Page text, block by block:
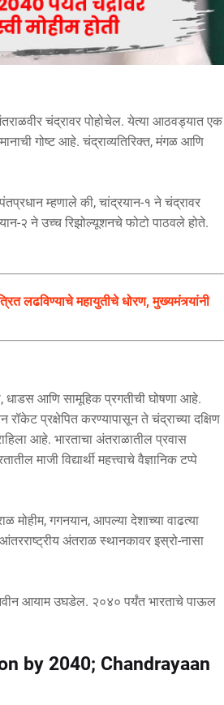
चंद्रावर पोहोचेल. येत्या आठवड्यात एक
गोष्ट आहे. चंद्राव्यतिरिक्त, मंगळ आणि
म्हणाले की, चांद्रयान-१ ने चंद्रावर
२ ने उच्च रिझोल्यूशनचे फोटो पाठवले होते.
लढविण्याचे महायुतीचे धोरण, मुख्यमंत्र्यांनी
धाडस आणि सामूहिक प्रगतीची घोषणा आहे.
प्रक्षेपित करण्यापासून ते चंद्राच्या दक्षिण
आहे. भारताचा अंतराळातील प्रवास
माजी विद्यार्थी महत्त्वाचे वैज्ञानिक टप्पे
मोहीम, गगनयान, आपल्या देशाच्या वाढत्या
अंतराळ स्थानकावर इस्रो-नासा
आयाम उघडेल. २०४० पर्यंत भारताचे पाऊल
by 2040; Chandrayaan